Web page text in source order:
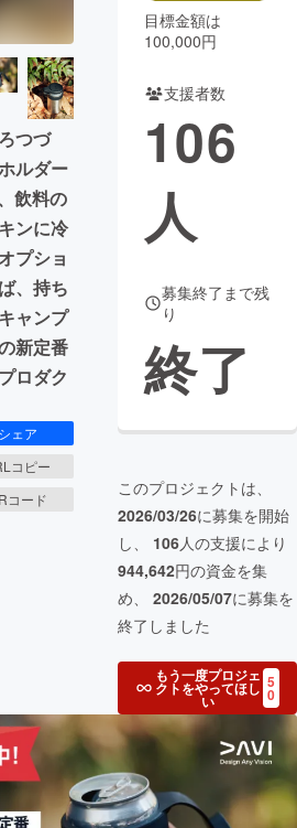
と納税
コミュニティ
つづ
ルダー
飲料の
ンに冷
プショ
、持ち
ャンプ
新定番
ロダク
シェア
コピー
コード
目標金額は
100,000円
支援者数
106
人
募集終了まで残
り
終了
このプロジェクトは、
2026/03/26に募集を開始
し、 106人の支援により
944,642円の資金を集
め、 2026/05/07に募集を
終了しました
もう一度プロジェ
クトをやってほし
い
5
0